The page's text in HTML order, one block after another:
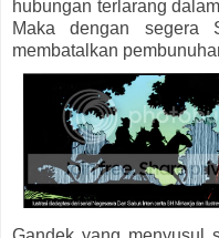
hubungan terlarang
Maka dengan segera
membatalkan